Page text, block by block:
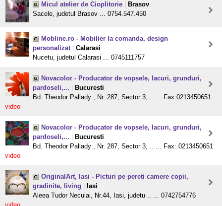
Micul atelier de Cioplitorie
Brasov
Sacele, judetul Brasov ... 0754.547.450
Mobline.ro - Mobilier la comanda, design
personalizat
Calarasi
Nucetu, judetul Calarasi ... 0745111757
Novacolor - Producator de vopsele, lacuri, grunduri,
pardoseli,...
Bucuresti
Bd. Theodor Pallady , Nr. 287, Sector 3, .. ... Fax:0213450651
video
Novacolor - Producator de vopsele, lacuri, grunduri,
pardoseli,...
Bucuresti
Bd. Theodor Pallady , Nr. 287, Sector 3, .. ... Fax: 0213450651
video
OriginalArt, Iasi - Picturi pe pereti camere copii,
gradinite, living
Iasi
Aleea Tudor Neculai, Nr.44, Iasi, judetu .. ... 0742754776